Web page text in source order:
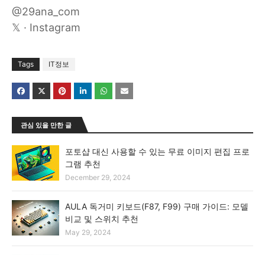
@29ana_com
𝕏 · Instagram
Tags IT정보
관심 있을 만한 글
포토샵 대신 사용할 수 있는 무료 이미지 편집 프로
그램 추천
December 29, 2024
AULA 독거미 키보드(F87, F99) 구매 가이드: 모델
비교 및 스위치 추천
May 29, 2024